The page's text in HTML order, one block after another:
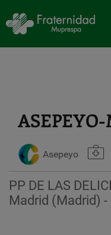
contenido
principal
Asepeyo
PP DE LAS
Madrid (Madrid) -